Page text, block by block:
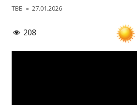
Автор
ТВБ Опубликовано
27.01.2026
208